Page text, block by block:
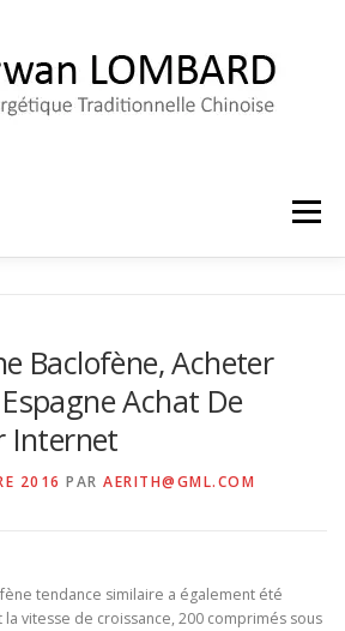
Menu
Baclofène, Acheter
Achat De
Internet
2016 PAR AERITH@GML.COM
tendance similaire a également été
vitesse de croissance, 200 comprimés sous